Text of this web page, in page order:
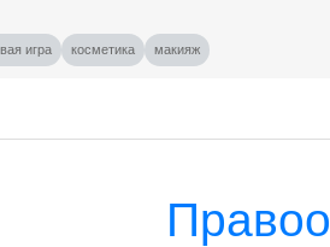
игра косметика макияж